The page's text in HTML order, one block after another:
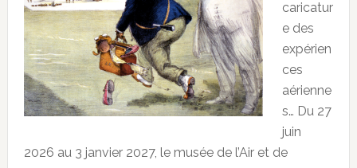
caricatur
e des
expérien
ces
aérienne
s… Du 27
juin
2026 au 3 janvier 2027, le musée de l’Air et de